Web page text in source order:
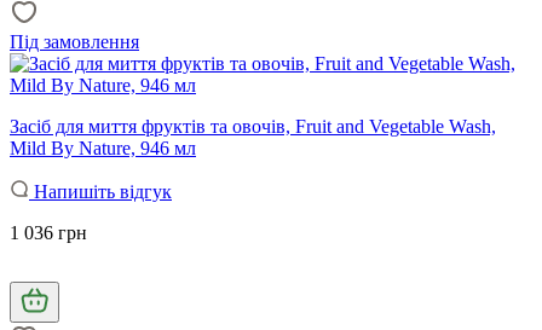
Під замовлення
Засіб для миття фруктів та овочів, Fruit and Vegetable Wash,
Mild By Nature, 946 мл
Напишіть відгук
1 036 грн